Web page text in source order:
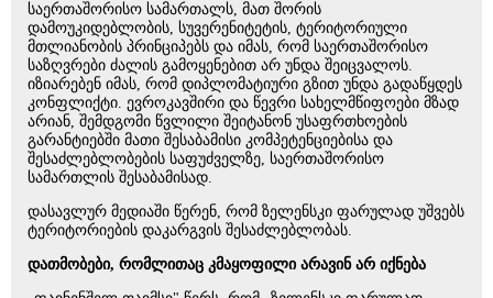
საერთაშორისო სამართალს, მათ შორის
დამოუკიდებლობის, სუვერენიტეტის, ტერიტორიული
მთლიანობის პრინციპებს და იმას, რომ საერთაშორისო
საზღვრები ძალის გამოყენებით არ უნდა შეიცვალოს.
იზიარებენ იმას, რომ დიპლომატიური გზით უნდა გადაწყდეს
კონფლიქტი. ევროკავშირი და წევრი სახელმწიფოები მზად
არიან, შემდგომი წვლილი შეიტანონ უსაფრთხოების
გარანტიებში მათი შესაბამისი კომპეტენციებისა და
შესაძლებლობების საფუძველზე, საერთაშორისო
სამართლის შესაბამისად.
დასავლურ მედიაში წერენ, რომ ზელენსკი ფარულად უშვებს
ტერიტორიების დაკარგვის შესაძლებლობას.
დათმობები, რომლითაც კმაყოფილი არავინ არ იქნება